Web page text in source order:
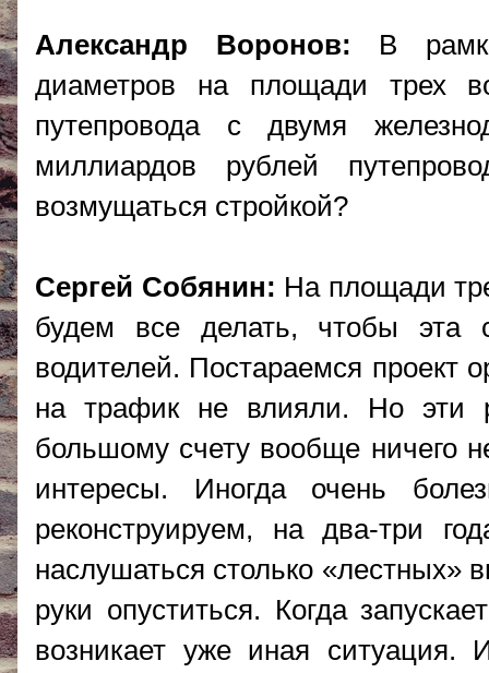
Александр Воронов: В
диаметров на площади трех
путепровода с двумя
миллиардов рублей
возмущаться стройкой?
Сергей Собянин: На площади
будем все делать, чтобы эта
водителей. Постараемся проект
на трафик не влияли. Но эти
большому счету вообще ничего
интересы. Иногда очень
реконструируем, на два-три
наслушаться столько «лестных»
руки опуститься. Когда
возникает уже иная ситуация.